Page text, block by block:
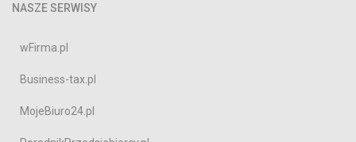
NASZE SERWISY
wFirma.pl
Business-tax.pl
MojeBiuro24.pl